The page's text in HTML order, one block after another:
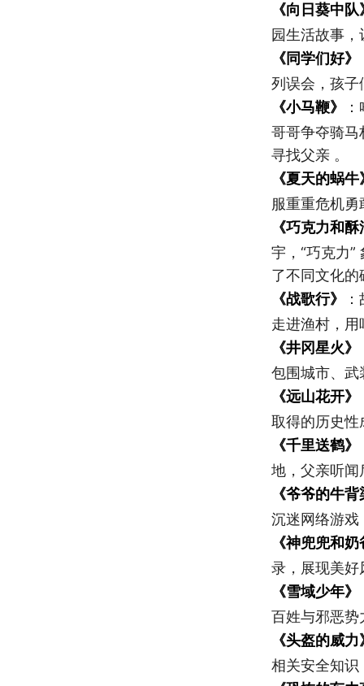
《向日葵中队
园生活故事
《同学们好》
列误会，孩子
《小马鞭》
哥哥争夺骑马
寻找父亲 。
《夏天的蜗牛
服重重危机
《巧克力和
宇，“巧克力
了不同文化
《战歌行》
走进渔村，
《井冈星火》
包围城市、武
《远山花开》
取得的历史性
《千里送鹤》
地，父亲听闻
《爷爷的牛
沉迷网络游戏
《神兜兜和
录，展现美好
《雪域少年》
百姓与邪恶势
《头盔的威力
相关安全知识